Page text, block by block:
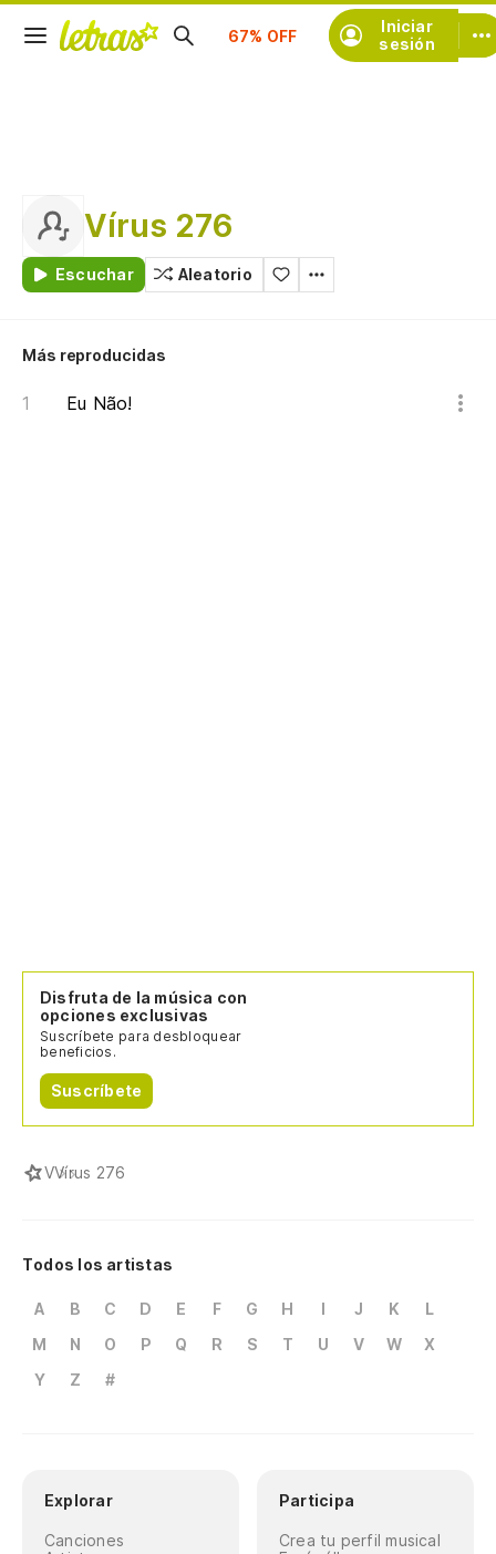
Iniciar
sesión
Suscríbete
Vírus 276
Escuchar Aleatorio
Más reproducidas
Eu Não!
Disfruta de la música con
opciones exclusivas
Suscríbete para desbloquear
beneficios.
Suscríbete
VVírus 276
Todos los artistas
A B C D E F G H I J K
L
M
N O P Q R S T U V W
X
Y
Z #
Explorar
Canciones
Participa
Crea tu perfil musical